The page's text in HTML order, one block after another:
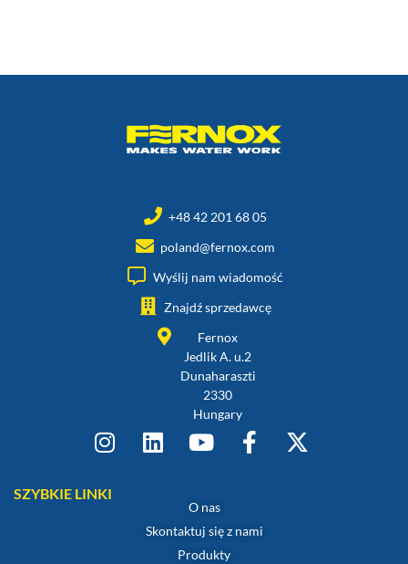
+48 42 201 68 05
poland@fernox.com
Wyślij nam wiadomość
Znajdź sprzedawcę
Fernox
Jedlik A. u.2
Dunaharaszti
2330
Hungary
SZYBKIE LINKI
O nas
Skontaktuj się z nami
Produkty